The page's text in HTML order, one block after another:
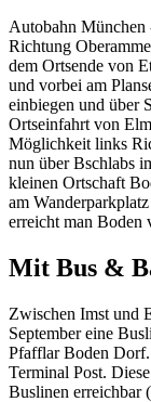
Autobahn München
Richtung
dem Ortsende von
und vorbei am
einbiegen und über
Ortseinfahrt von
Möglichkeit links
nun über Bschlabs
kleinen Ortschaft
am
erreicht man Boden
Mit Bus &
Zwischen Imst und
September eine
Pfafflar Boden
Terminal Post.
Buslinen erreichbar (